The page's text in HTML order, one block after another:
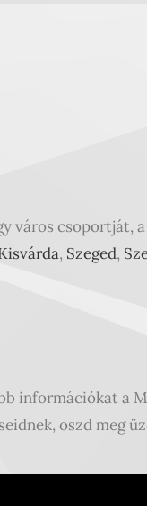
város csoportját,
, Szeged,
információkat a
oszd meg